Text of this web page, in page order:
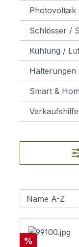
Photovoltaik
Schlösser /
Kühlung /
Halterungen
Smart &
Rabatt
%